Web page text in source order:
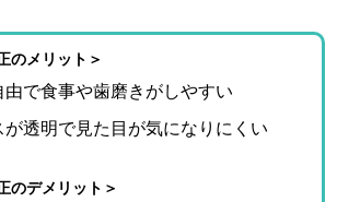
のメリット＞
由で食事や歯磨きがしやすい
が透明で見た目が気になりにくい
のデメリット＞